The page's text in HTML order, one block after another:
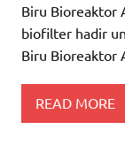
Biru Bioreaktor
biofilter hadir
Biru Bioreaktor
READ MORE